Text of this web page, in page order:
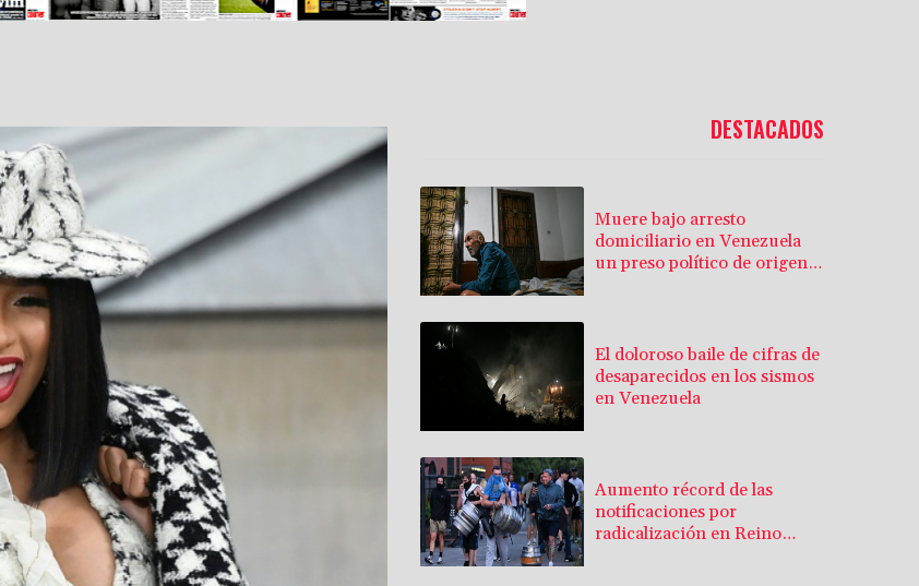
DESTACADOS
Muere bajo arresto
domiciliario en Venezuela
un preso político de origen
El doloroso baile de cifras de
desaparecidos en los sismos
en Venezuela
Aumento récord de las
notificaciones por
radicalización en Reino